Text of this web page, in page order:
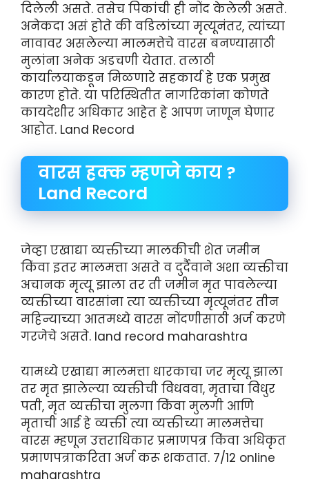
दिलेली असते. तसेच पिकांची ही नोंद केलेली असते.
अनेकदा असं होते की वडिलांच्या मृत्यूनंतर, त्यांच्या
नावावर असलेल्या मालमत्तेचे वारस बनण्यासाठी
मुलांना अनेक अडचणी येतात. तलाठी
कार्यालयाकडून मिळणारे सहकार्य हे एक प्रमुख
कारण होते. या परिस्थितीत नागरिकांना कोणते
कायदेशीर अधिकार आहेत हे आपण जाणून घेणार
आहोत. Land Record
वारस हक्क म्हणजे काय ?
Land Record
जेव्हा एखाद्या व्यक्तीच्या मालकीची शेत जमीन
किंवा इतर मालमत्ता असते व दुर्दैवाने अशा व्यक्तीचा
अचानक मृत्यू झाला तर ती जमीन मृत पावलेल्या
व्यक्तीच्या वारसांना त्या व्यक्तीच्या मृत्यूनंतर तीन
महिन्याच्या आतमध्ये वारस नोंदणीसाठी अर्ज करणे
गरजेचे असते. land record maharashtra
यामध्ये एखाद्या मालमत्ता धारकाचा जर मृत्यू झाला
तर मृत झालेल्या व्यक्तीची विधववा, मृताचा विधुर
पती, मृत व्यक्तीचा मुलगा किंवा मुलगी आणि
मृताची आई हे व्यक्ती त्या व्यक्तीच्या मालमत्तेचा
वारस म्हणून उत्तराधिकार प्रमाणपत्र किंवा अधिकृत
प्रमाणपत्राकरिता अर्ज करू शकतात. 7/12 online
maharashtra